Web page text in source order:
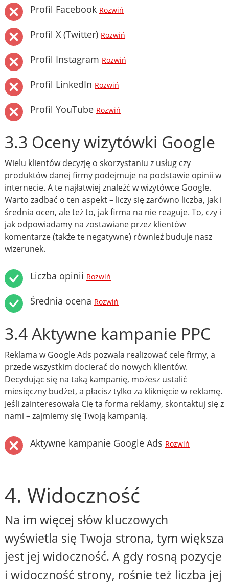
Profil Facebook Rozwiń
Profil X (Twitter) Rozwiń
Profil Instagram Rozwiń
Profil LinkedIn Rozwiń
Profil YouTube Rozwiń
3.3 Oceny wizytówki Google
Wielu klientów decyzję o skorzystaniu z usług czy
produktów danej firmy podejmuje na podstawie opinii w
internecie. A te najłatwiej znaleźć w wizytówce Google.
Warto zadbać o ten aspekt – liczy się zarówno liczba, jak i
średnia ocen, ale też to, jak firma na nie reaguje. To, czy i
jak odpowiadamy na zostawiane przez klientów
komentarze (także te negatywne) również buduje nasz
wizerunek.
Liczba opinii Rozwiń
Średnia ocena Rozwiń
3.4 Aktywne kampanie PPC
Reklama w Google Ads pozwala realizować cele firmy, a
przede wszystkim docierać do nowych klientów.
Decydując się na taką kampanię, możesz ustalić
miesięczny budżet, a płacisz tylko za kliknięcie w reklamę.
Jeśli zainteresowała Cię ta forma reklamy, skontaktuj się z
nami – zajmiemy się Twoją kampanią.
Aktywne kampanie Google Ads Rozwiń
4. Widoczność
Na im więcej słów kluczowych
wyświetla się Twoja strona, tym większa
jest jej widoczność. A gdy rosną pozycje
i widoczność strony, rośnie też liczba jej